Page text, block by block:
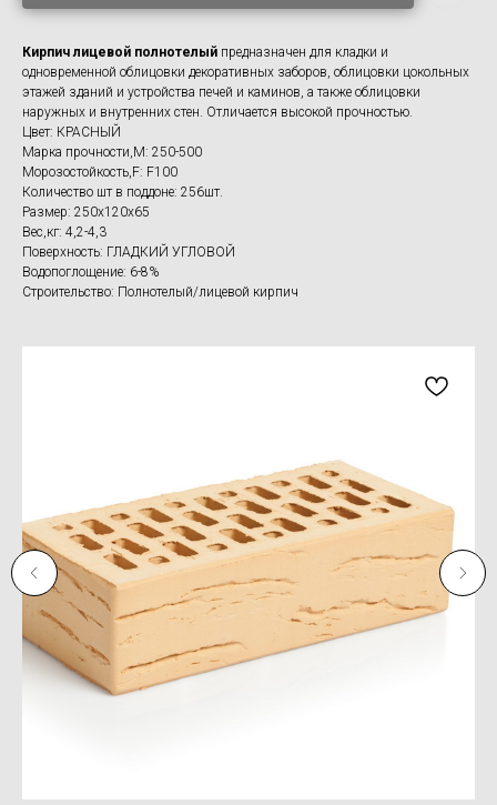
Кирпич лицевой полнотелый предназначен для кладки и
одновременной облицовки декоративных заборов, облицовки цокольных
этажей зданий и устройства печей и каминов, а также облицовки
наружных и внутренних стен. Отличается высокой прочностью.
Цвет: КРАСНЫЙ
Марка прочности,M: 250-500
Морозостойкость,F: F100
Количество шт в поддоне: 256шт.
Размер: 250x120х65
Вес,кг: 4,2-4,3
Поверхность: ГЛАДКИЙ УГЛОВОЙ
Водопоглощение: 6-8%
Строительство: Полнотелый/лицевой кирпич